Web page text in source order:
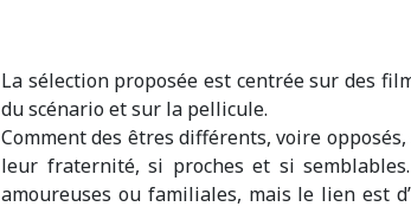
La sélection proposée est centrée sur des
du scénario et sur la pellicule.
Comment des êtres différents, voire
leur fraternité, si proches et si
amoureuses ou familiales, mais le lien est